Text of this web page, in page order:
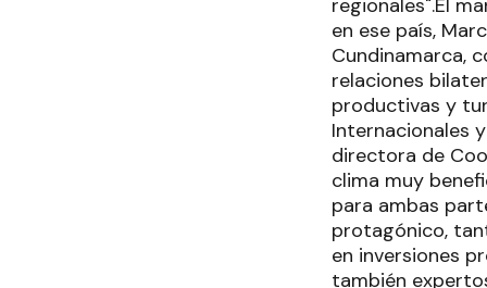
regionales".El
en ese país,
Cundinamarca,
relaciones
productivas y
Internacionales
directora de
clima muy
para ambas
protagónico,
en inversiones
también